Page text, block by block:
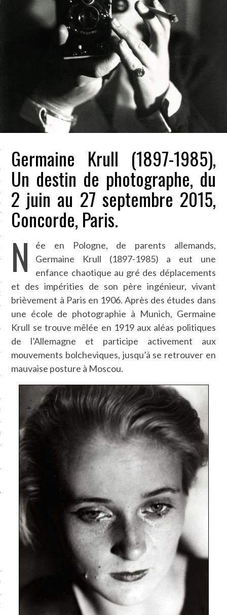
BONHEUR
GUERRE
EN VOD
CARAVELLE
PODCAST
Germaine Krull (1897-1985),
Un destin de photographe, du
2 juin au 27 septembre 2015,
Concorde, Paris.
N
ée en Pologne, de parents allemands,
Germaine Krull (1897-1985) a eut une
enfance chaotique au gré des déplacements
et des impérities de son père ingénieur, vivant
brièvement à Paris en 1906. Après des études dans
une école de photographie à Munich, Germaine
Krull se trouve mêlée en 1919 aux aléas politiques
de l’Allemagne et participe activement aux
mouvements bolcheviques, jusqu’à se retrouver en
mauvaise posture à Moscou.